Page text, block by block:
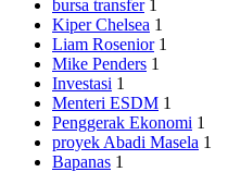
bursa transfer 1
Kiper Chelsea 1
Liam Rosenior 1
Mike Penders 1
Investasi 1
Menteri ESDM 1
Penggerak Ekonomi 1
proyek Abadi Masela 1
Bapanas 1